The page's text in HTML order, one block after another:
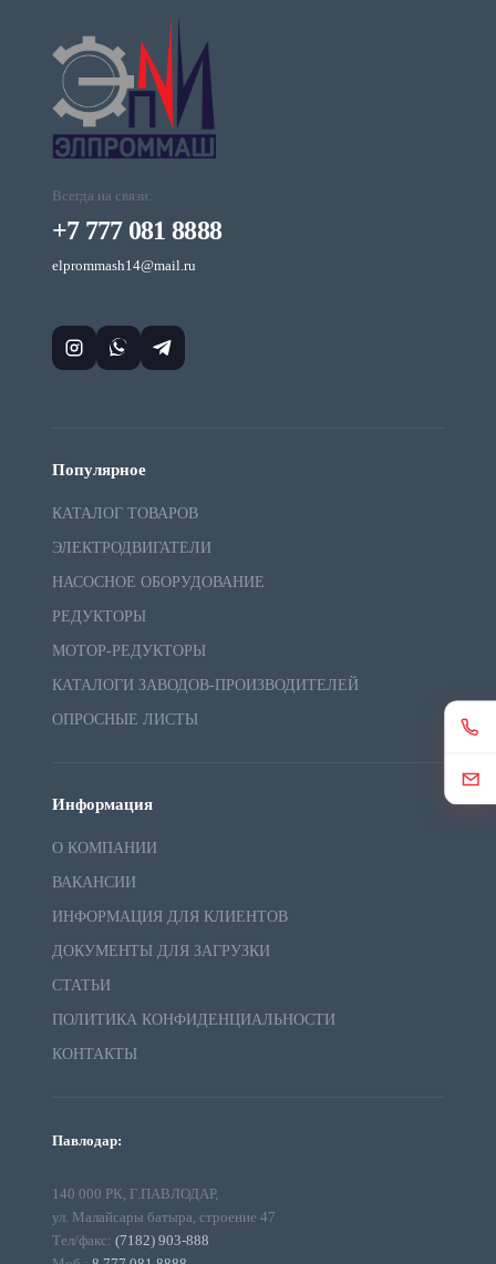
Всегда на связи:
+7 777 081 8888
elprommash14@mail.ru
Популярное
КАТАЛОГ ТОВАРОВ
ЭЛЕКТРОДВИГАТЕЛИ
НАСОСНОЕ ОБОРУДОВАНИЕ
РЕДУКТОРЫ
МОТОР-РЕДУКТОРЫ
КАТАЛОГИ ЗАВОДОВ-ПРОИЗВОДИТЕЛЕЙ
ОПРОСНЫЕ ЛИСТЫ
Информация
О КОМПАНИИ
ВАКАНСИИ
ИНФОРМАЦИЯ ДЛЯ КЛИЕНТОВ
ДОКУМЕНТЫ ДЛЯ ЗАГРУЗКИ
СТАТЬИ
ПОЛИТИКА КОНФИДЕНЦИАЛЬНОСТИ
КОНТАКТЫ
Павлодар:
140 000 РК, Г.ПАВЛОДАР,
ул. Малайсары батыра, строение 47
Тел/факс: (7182) 903-888